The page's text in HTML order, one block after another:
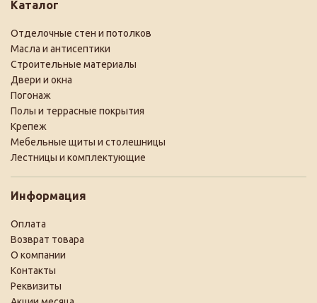
Каталог
Отделочные стен и потолков
Масла и антисептики
Строительные материалы
Двери и окна
Погонаж
Полы и террасные покрытия
Крепеж
Мебельные щиты и столешницы
Лестницы и комплектующие
Информация
Оплата
Возврат товара
О компании
Контакты
Реквизиты